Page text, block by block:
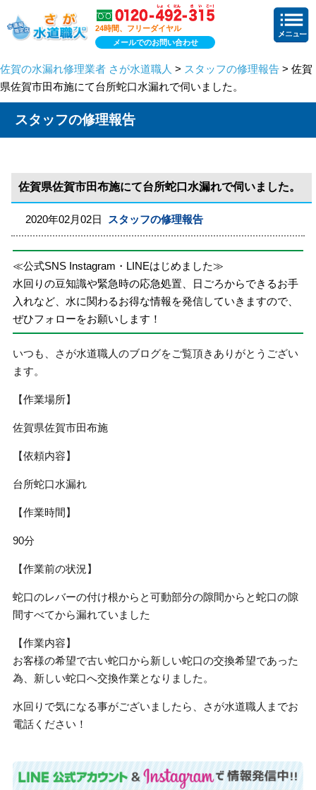
24時間、フリーダイヤル
メールでのお問い合わせ
佐賀の水漏れ修理業者 さが水道職人 > スタッフの修理報告 > 佐賀
県佐賀市田布施にて台所蛇口水漏れで伺いました。
スタッフの修理報告
佐賀県佐賀市田布施にて台所蛇口水漏れで伺いました。
2020年02月02日 スタッフの修理報告
≪公式SNS Instagram・LINEはじめました≫
水回りの豆知識や緊急時の応急処置、日ごろからできるお手
入れなど、水に関わるお得な情報を発信していきますので、
ぜひフォローをお願いします！
いつも、さが水道職人のブログをご覧頂きありがとうござい
ます。
【作業場所】
佐賀県佐賀市田布施
【依頼内容】
台所蛇口水漏れ
【作業時間】
90分
【作業前の状況】
蛇口のレバーの付け根からと可動部分の隙間からと蛇口の隙
間すべてから漏れていました
【作業内容】
お客様の希望で古い蛇口から新しい蛇口の交換希望であった
為、新しい蛇口へ交換作業となりました。
水回りで気になる事がございましたら、さが水道職人までお
電話ください！